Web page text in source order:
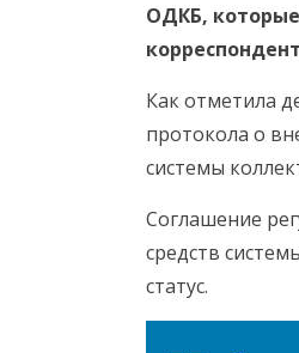
ОДКБ,
корреспондент
Как отметила
протокола о
системы
Соглашение
средств
статус.